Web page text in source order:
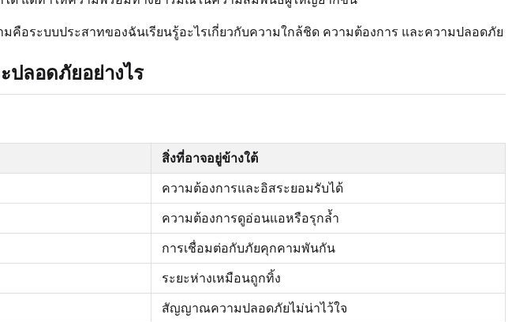
อระบบประสาทของฉันเรียนรู้อะไรเกี่ยวกับความใกล้ชิด ความต้องการ และความปลอดภัย
ปลอดภัยอย่างไร
สิ่งที่อาจอยู่ข้างใต้
ความต้องการและอิสระยอมรับได้
ความต้องการดูอ่อนแอหรือรุกล้ำ
การเชื่อมต่อกับภัยคุกคามพันกัน
ระยะห่างเหมือนถูกทิ้ง
สัญญาณความปลอดภัยไม่น่าไว้ใจ